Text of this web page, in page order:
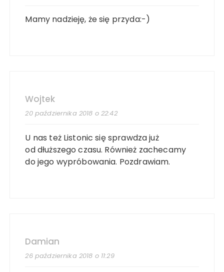
Mamy nadzieję, że się przyda:-)
Wojtek
20 października 2018 o 22:42
U nas też Listonic się sprawdza już
od dłuższego czasu. Również zachecamy
do jego wypróbowania. Pozdrawiam.
Damian
26 października 2018 o 11:29